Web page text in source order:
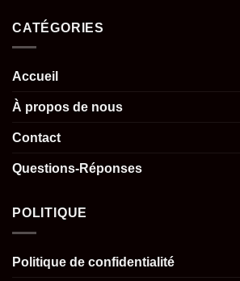
CATÉGORIES
Accueil
À propos de nous
Contact
Questions-Réponses
POLITIQUE
Politique de confidentialité